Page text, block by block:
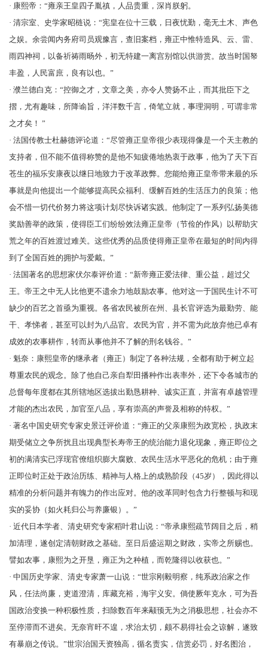
· 康熙帝：“雍亲王皇四子胤禛，人品贵重，深肖朕躬。
· 清宗室、史学家昭梿说：“宪皇在位十三载，日夜忧勤，毫无土木、声色
之娱。余尝闻内务府司员观豫言，查旧案档，雍正中惟特造风、云、雷、
雨四神祠，以备祈祷雨旸外，初无特建一离宫别馆以供游赏。故当时国帑
丰盈，人民富庶，良有以也。”
· 濮兰德白克：“控御之才，文章之美，亦令人赞扬不止，而其批臣下之
摺，尤有趣味，所降谕旨，洋洋数千言，倚笔立就，事理洞明，可谓非常
之才矣！ ”
· 法国传教士杜赫德评论道：“尽管雍正皇帝很少表现得像是一个天主教的
支持者，但不能不值得称赞的是他不知疲倦地热衷于政事，他为了天下百
苍生的福乐安康夜以继日地致力于改革政弊。您能给雍正皇帝带来最的乐
事就是向他提出一个能够提高民众福利、缓解百姓的生活压力的良策；他
会不惜一切代价努力将这项计划尽快诉诸实践。他制定了一系列弘扬美德
奖励善举的政策，使得臣工们纷纷效法雍正皇帝（节俭的作风）以帮助灾
荒之年的百姓渡过难关。这些优秀的品质使得雍正皇帝在最短的时间内得
到了全国百姓的拥护与爱戴。”
· 法国著名的思想家伏尔泰评价道：“新帝雍正爱法律、重公益，超过父
王。帝王之中无人比他更不遗余力地鼓励农事。他对这一于国民生计不可
缺少的百艺之首亟为重视。各省农民被所在州、县长官评选为最勤劳、能
干、孝悌者，甚至可以封为八品官。农民为官，并不需为此放弃他已卓有
成效的农事耕作，转而从事他并不了解的刑名钱谷。”
· 魁奈：康熙皇帝的继承者（雍正）制定了各种法规，全都有助于树立起
尊重农民的观念。除了他自己亲自犁田播种作出表率外，还下令各城市的
总督每年度都在其所辖地区选拔出勤恳耕种、诚实正直，并富有卓越管理
才能的杰出农民，加官至八品，享有崇高的声誉及相称的特权。”
· 著名中国史研究专家史景迁评价道：“雍正的父亲康熙为政宽松，执政末
期受储立之争所扰且出现典型长寿帝王的统治能力退化现象，雍正即位之
初的满清实已浮现官僚组织膨大腐败、农民生活水平恶化的危机；由于雍
正即位时正处于政治历练、精神与人格上的成熟阶段（45岁），因此得以
精准的分析问题并有魄力的作出应对。他的改革同时包含力行整顿与和现
实的妥协（如火耗归公与养廉银）。”
· 近代日本学者、清史研究专家稻叶君山说：“帝承康熙疏节阔目之后，稍
加清理，遂创定清朝财政之基础。至日后盛运期之财政，实帝之所赐也。
譬如农事，康熙为之开垦，雍正为之种植，而乾隆得以收获也。”
· 中国历史学家、清史专家萧一山说：“世宗刚毅明察，纯系政治家之作
风，任法尚廉，吏道澄清，库藏充裕，海宇义安。倘使厥年克永，可为吾
国政治变换一种积极性质，扫除数百年来颟顸无为之消极思想，社会亦不
至停滞而不进矣。无奈宵旰不遑，求治太切，颇不易得社会之谅解，遂致
有暴崩之传说。”世宗治国天资独高，循名责实，信赏必罚，好名图治，